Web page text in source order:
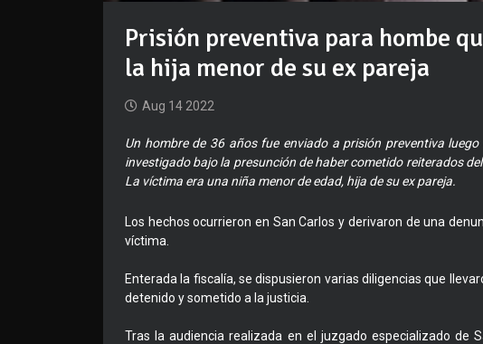
Prisión preventiva para hombe
la hija menor de su ex pareja
Aug 14 2022
Un hombre de 36 años fue enviado a prisión preventiva
investigado bajo la presunción de haber cometido reiterados
La víctima era una niña menor de edad, hija de su ex pareja.
Los hechos ocurrieron en San Carlos y derivaron de una
víctima.
Enterada la fiscalía, se dispusieron varias diligencias que
detenido y sometido a la justicia.
Tras la audiencia realizada en el juzgado especializado de